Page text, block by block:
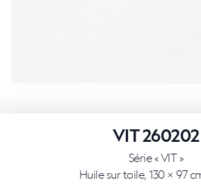
VIT 260202
Série « VIT »
Huile sur toile, 130 × 97